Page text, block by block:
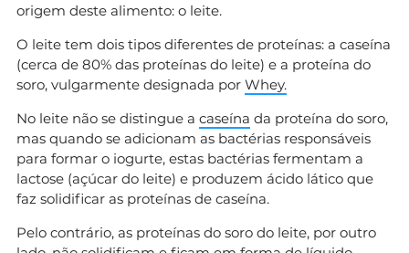
origem deste alimento: o leite.
O leite tem dois tipos diferentes de proteínas: a caseína
(cerca de 80% das proteínas do leite) e a proteína do
soro, vulgarmente designada por Whey.
No leite não se distingue a caseína da proteína do soro,
mas quando se adicionam as bactérias responsáveis
para formar o iogurte, estas bactérias fermentam a
lactose (açúcar do leite) e produzem ácido lático que
faz solidificar as proteínas de caseína.
Pelo contrário, as proteínas do soro do leite, por outro